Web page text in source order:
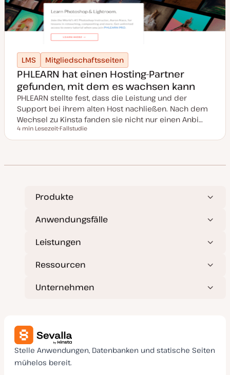
LMS Mitgliedschaftsseiten
PHLEARN hat einen Hosting-Partner
gefunden, mit dem es wachsen kann
PHLEARN stellte fest, dass die Leistung und der
Support bei ihrem alten Host nachließen. Nach dem
Wechsel zu Kinsta fanden sie nicht nur einen Anbi…
Lesezeit
4 min Lesezeit
o
y
Fallstudie
Produkte
Anwendungsfälle
Leistungen
Ressourcen
Unternehmen
Stelle Anwendungen, Datenbanken und statische Seiten
mühelos bereit.